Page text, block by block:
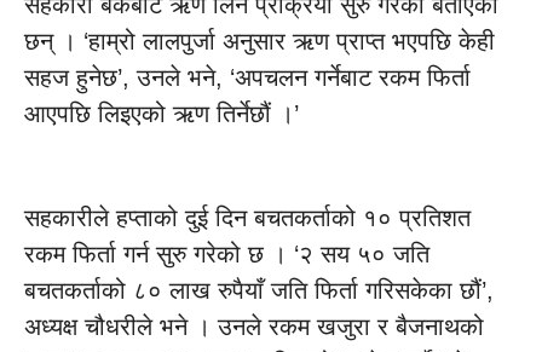
छन् । ‘हाम्रो लालपुर्जा अनुसार ऋण प्राप्त भएपछि केही
सहज हुनेछ’, उनले भने, ‘अपचलन गर्नेबाट रकम फिर्ता
आएपछि लिइएको ऋण तिर्नेछौं ।’
सहकारीले हप्ताको दुई दिन बचतकर्ताको १० प्रतिशत
रकम फिर्ता गर्न सुरु गरेको छ । ‘२ सय ५० जति
बचतकर्ताको ८० लाख रुपैयाँ जति फिर्ता गरिसकेका छौं’,
अध्यक्ष चौधरीले भने । उनले रकम खजुरा र बैजनाथको